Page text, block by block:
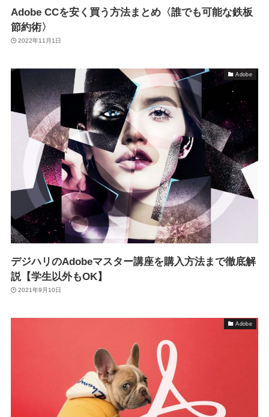
Adobe CCを安く買う方法まとめ〈誰でも可能な鉄板
節約術〉
2022年11月1日
Adobe
デジハリのAdobeマスター講座を購入方法まで徹底解
説【学生以外もOK】
2021年9月10日
Adobe